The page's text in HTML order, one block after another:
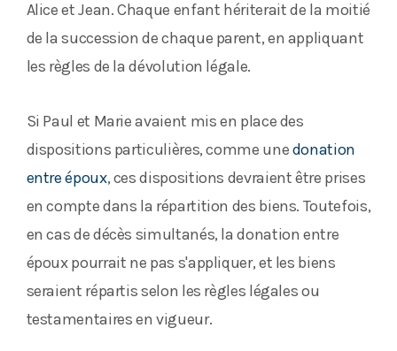
Alice et Jean. Chaque enfant hériterait de la moitié
de la succession de chaque parent, en appliquant
les règles de la dévolution légale.
Si Paul et Marie avaient mis en place des
dispositions particulières, comme unedonation
entre époux, ces dispositions devraient être prises
en compte dans la répartition des biens. Toutefois,
en cas de décès simultanés, la donation entre
époux pourrait ne pas s'appliquer, et les biens
seraient répartis selon les règles légales ou
testamentaires en vigueur.